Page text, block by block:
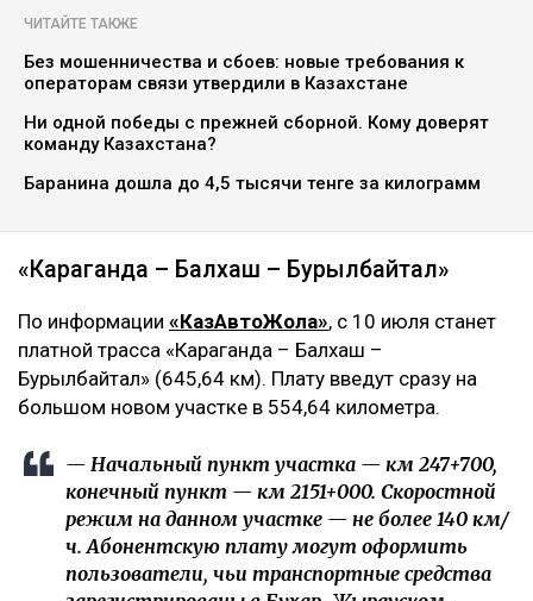
ЧИТАЙТЕ ТАКЖЕ
Без мошенничества и сбоев: новые требования к
операторам связи утвердили в Казахстане
Ни одной победы с прежней сборной. Кому доверят
команду Казахстана?
Баранина дошла до 4,5 тысячи тенге за килограмм
«Караганда – Балхаш – Бурылбайтал»
По информации «КазАвтоЖола», с 10 июля станет
платной трасса «Караганда – Балхаш –
Бурылбайтал» (645,64 км). Плату введут сразу на
большом новом участке в 554,64 километра.
— Начальный пункт участка — км 247+700,
конечный пункт — км 2151+000. Скоростной
режим на данном участке — не более 140 км/
ч. Абонентскую плату могут оформить
пользователи, чьи транспортные средства